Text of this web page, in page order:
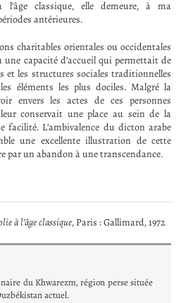
classique, elle demeure, à ma
antérieures.
charitables orientales ou occidentales
une capacité d’accueil qui permettait de
et les structures sociales traditionnelles
éléments les plus dociles. Malgré la
envers les actes de ces personnes
conservait une place au sein de la
facilité. L’ambivalence du dicton arabe
une excellente illustration de cette
par un abandon à une transcendance.
à l’âge classique, Paris : Gallimard, 1972
du Khwarezm, région perse située
actuel.